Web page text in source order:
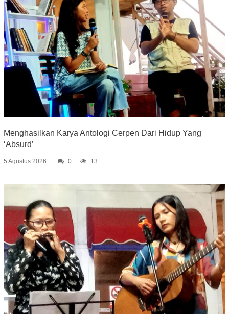
Menghasilkan Karya Antologi Cerpen Dari Hidup Yang
‘Absurd’
5 Agustus 2026 0 13